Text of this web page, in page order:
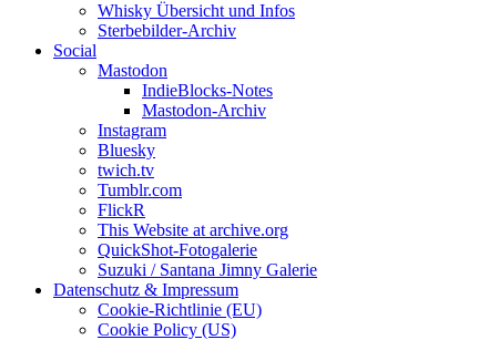
Whisky Übersicht und Infos
Sterbebilder-Archiv
Social
Mastodon
IndieBlocks-Notes
Mastodon-Archiv
Instagram
Bluesky
twich.tv
Tumblr.com
FlickR
This Website at archive.org
QuickShot-Fotogalerie
Suzuki / Santana Jimny Galerie
Datenschutz & Impressum
Cookie-Richtlinie (EU)
Cookie Policy (US)